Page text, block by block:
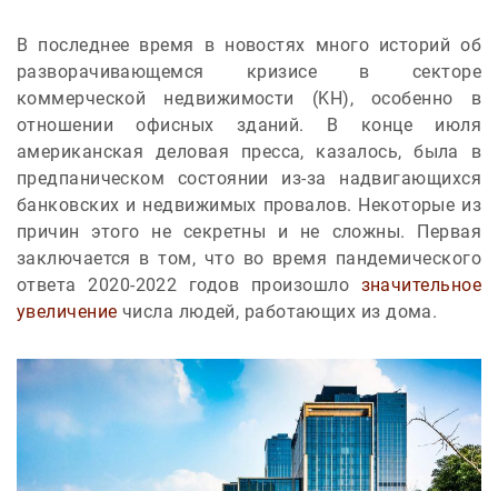
В последнее время в новостях много историй об
разворачивающемся кризисе в секторе
коммерческой недвижимости (KH), особенно в
отношении офисных зданий. В конце июля
американская деловая пресса, казалось, была в
предпаническом состоянии из-за надвигающихся
банковских и недвижимых провалов. Некоторые из
причин этого не секретны и не сложны. Первая
заключается в том, что во время пандемического
ответа 2020-2022 годов произошло значительное
увеличение числа людей, работающих из дома.